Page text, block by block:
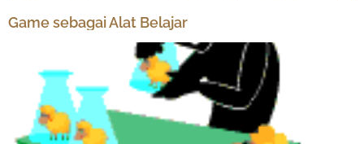
Game sebagai Alat Belajar